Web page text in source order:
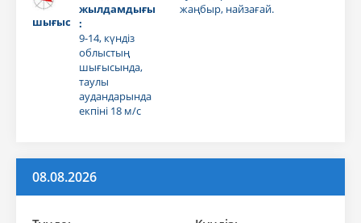
шығыс
жылдамдығы
:
9-14, күндіз
облыстың
шығысында,
таулы
аудандарында
екпіні 18 м/с
жаңбыр, найзағай.
08.08.2026